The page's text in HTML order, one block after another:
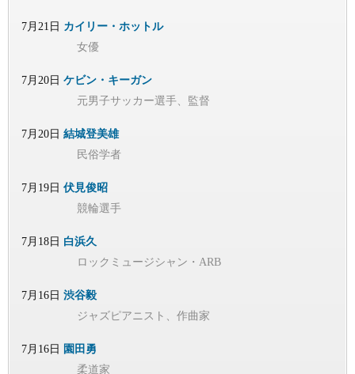
7月21日 カイリー・ホットル
女優
7月20日 ケビン・キーガン
元男子サッカー選手、監督
7月20日 結城登美雄
民俗学者
7月19日 伏見俊昭
競輪選手
7月18日 白浜久
ロックミュージシャン・ARB
7月16日 渋谷毅
ジャズピアニスト、作曲家
7月16日 園田勇
柔道家